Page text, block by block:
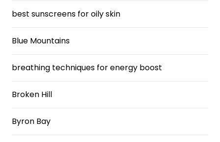
best sunscreens for oily skin
Blue Mountains
breathing techniques for energy boost
Broken Hill
Byron Bay